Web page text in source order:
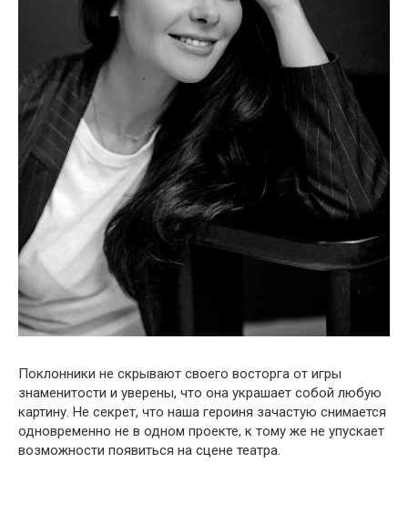
Поклонники не скрывают своего восторга от игры
знаменитости и уверены, что она украшает собой любую
картину. Не секрет, что наша героиня зачастую снимается
одновременно не в одном проекте, к тому же не упускает
возможности появиться на сцене театра.